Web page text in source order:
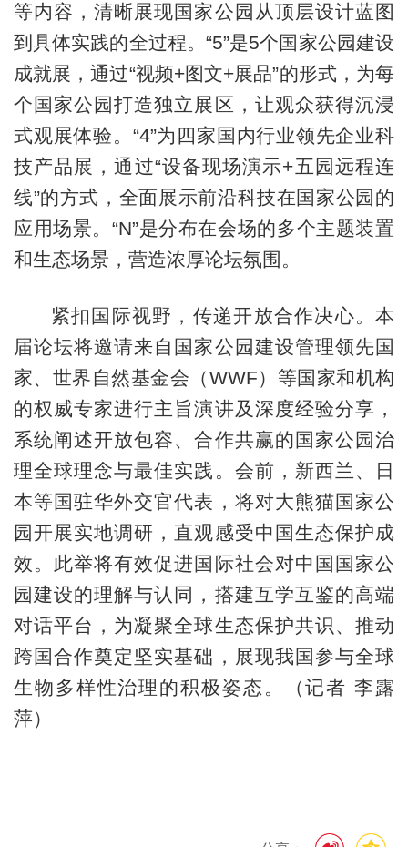
等内容，清晰展现国家公园从顶层设计蓝图
到具体实践的全过程。“5”是5个国家公园建设
成就展，通过“视频+图文+展品”的形式，为每
个国家公园打造独立展区，让观众获得沉浸
式观展体验。“4”为四家国内行业领先企业科
技产品展，通过“设备现场演示+五园远程连
线”的方式，全面展示前沿科技在国家公园的
应用场景。“N”是分布在会场的多个主题装置
和生态场景，营造浓厚论坛氛围。
紧扣国际视野，传递开放合作决心。本
届论坛将邀请来自国家公园建设管理领先国
家、世界自然基金会（WWF）等国家和机构
的权威专家进行主旨演讲及深度经验分享，
系统阐述开放包容、合作共赢的国家公园治
理全球理念与最佳实践。会前，新西兰、日
本等国驻华外交官代表，将对大熊猫国家公
园开展实地调研，直观感受中国生态保护成
效。此举将有效促进国际社会对中国国家公
园建设的理解与认同，搭建互学互鉴的高端
对话平台，为凝聚全球生态保护共识、推动
跨国合作奠定坚实基础，展现我国参与全球
生物多样性治理的积极姿态。
（记者 李露
萍）